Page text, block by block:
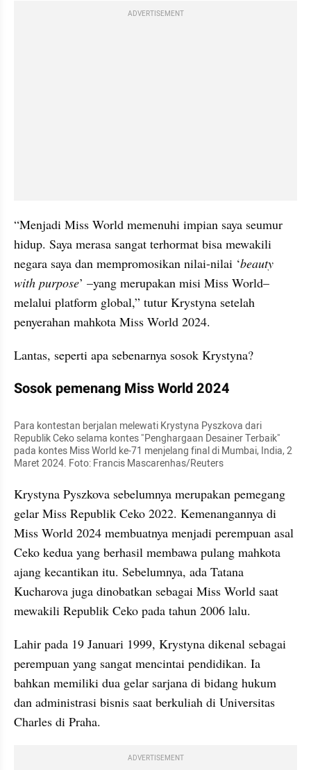
ADVERTISEMENT
“Menjadi Miss World memenuhi impian saya seumur
hidup. Saya merasa sangat terhormat bisa mewakili
negara saya dan mempromosikan nilai-nilai ‘beauty
with purpose’ –yang merupakan misi Miss World–
melalui platform global,” tutur Krystyna setelah
penyerahan mahkota Miss World 2024.
Lantas, seperti apa sebenarnya sosok Krystyna?
Sosok pemenang Miss World 2024
Para kontestan berjalan melewati Krystyna Pyszkova dari
Republik Ceko selama kontes "Penghargaan Desainer Terbaik"
pada kontes Miss World ke-71 menjelang final di Mumbai, India, 2
Maret 2024. Foto: Francis Mascarenhas/Reuters
Krystyna Pyszkova sebelumnya merupakan pemegang
gelar Miss Republik Ceko 2022. Kemenangannya di
Miss World 2024 membuatnya menjadi perempuan asal
Ceko kedua yang berhasil membawa pulang mahkota
ajang kecantikan itu. Sebelumnya, ada Tatana
Kucharova juga dinobatkan sebagai Miss World saat
mewakili Republik Ceko pada tahun 2006 lalu.
Lahir pada 19 Januari 1999, Krystyna dikenal sebagai
perempuan yang sangat mencintai pendidikan. Ia
bahkan memiliki dua gelar sarjana di bidang hukum
dan administrasi bisnis saat berkuliah di Universitas
Charles di Praha.
ADVERTISEMENT